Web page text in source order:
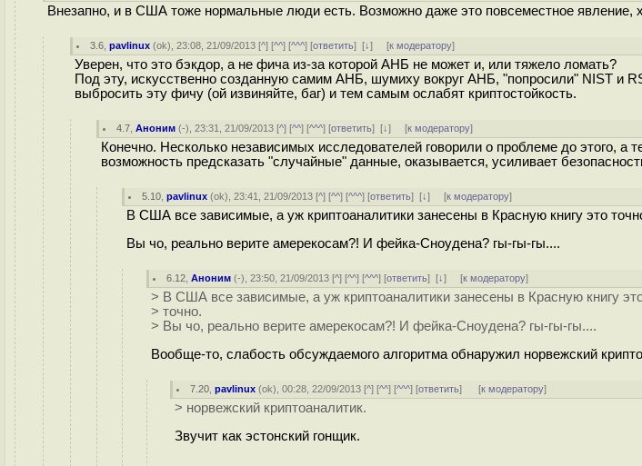
Внезапно, и в США тоже нормальные люди есть. Возможно даже это повсеместное явление,
3.6 ,pavlinux (ok), 23:08, 21/09/2013 [^] [^^] [^^^] [ответить][↓] [к модератору]
Уверен, что это бэкдор, а не фича из-за которой АНБ не может и, или тяжело ломать?
Под эту, искусственно созданную самим АНБ, шумиху вокруг АНБ, "попросили" NIST и
выбросить эту фичу (ой извиняйте, баг) и тем самым ослабят криптостойкость.
4.7 ,Аноним (-), 23:31, 21/09/2013 [^] [^^] [^^^] [ответить][↓] [к модератору]
Конечно. Несколько независимых исследователей говорили о проблеме до этого, а
возможность предсказать "случайные" данные, оказывается, усиливает
5.10 ,pavlinux (ok), 23:41, 21/09/2013 [^] [^^] [^^^] [ответить][↓] [к модератору]
В США все зависимые, а уж криптоаналитики занесены в Красную книгу это
Вы чо, реально верите амерекосам?! И фейка-Сноудена? гы-гы-гы....
6.12 ,Аноним (-), 23:50, 21/09/2013 [^] [^^] [^^^] [ответить][↓] [к модератору]
> В США все зависимые, а уж криптоаналитики занесены в Красную книгу
> точно.
> Вы чо, реально верите амерекосам?! И фейка-Сноудена? гы-гы-гы....
Вообще-то, слабость обсуждаемого алгоритма обнаружил норвежский
7.20 ,pavlinux (ok), 00:28, 22/09/2013 [^] [^^] [^^^] [ответить] [к модератору]
> норвежский криптоаналитик.
Звучит как эстонский гонщик.